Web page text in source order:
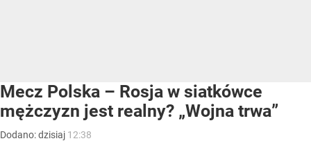
Mecz Polska – Rosja w siatkówce
mężczyzn jest realny? „Wojna trwa”
Dodano:dzisiaj 12:38